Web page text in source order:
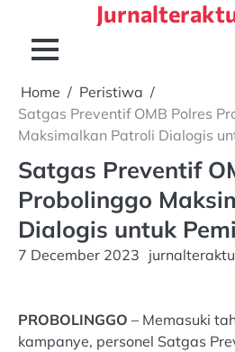
content
Home
Peristiwa
Satgas Preventif OMB Polres
Maksimalkan Patroli Dialogis
Satgas Preventif
Probolinggo
Dialogis untuk
7 December 2023
PROBOLINGGO – Memasuki
kampanye, personel Satgas